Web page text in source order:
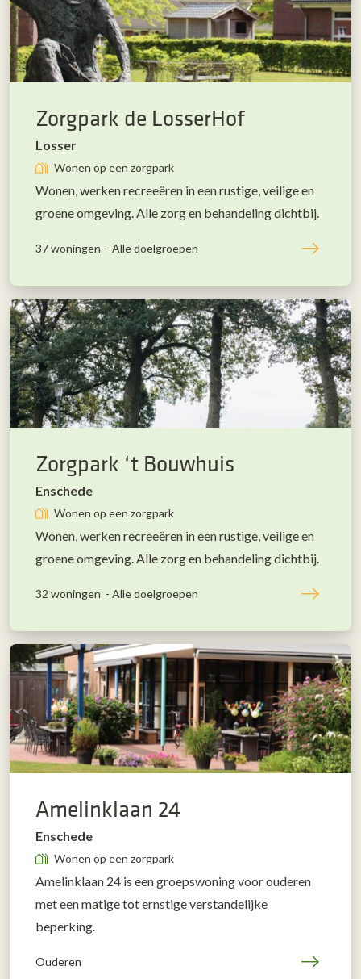
Zorgpark de LosserHof
Losser
Wonen op een zorgpark
Wonen, werken recreeëren in een rustige, veilige en
groene omgeving. Alle zorg en behandeling dichtbij.
37 woningen - Alle doelgroepen
Zorgpark ‘t Bouwhuis
Enschede
Wonen op een zorgpark
Wonen, werken recreeëren in een rustige, veilige en
groene omgeving. Alle zorg en behandeling dichtbij.
32 woningen - Alle doelgroepen
Amelinklaan 24
Enschede
Wonen op een zorgpark
Amelinklaan 24 is een groepswoning voor ouderen
met een matige tot ernstige verstandelijke
beperking.
Ouderen